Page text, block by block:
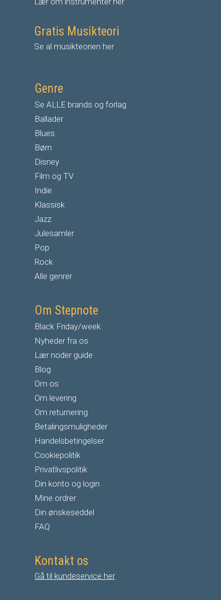
Gratis Musikteori
Se al musikteorien her
Genre
Se ALLE brands og forlag
Ballader
Blues
Børn
Disney
Film og TV
Indie
Klassisk
Jazz
Julesamler
Pop
Rock
Alle genrer
Om Stepnote
Black Friday/week
Nyheder fra os
Lær noder guide
Blog
Om os
Om levering
Om returnering
Betalingsmuligheder
Handelsbetingelser
Cookiepolitik
Privatlivspolitik
Din konto og login
Mine ordrer
Din ønskeseddel
FAQ
Kontakt os
Gå til kundeservice her